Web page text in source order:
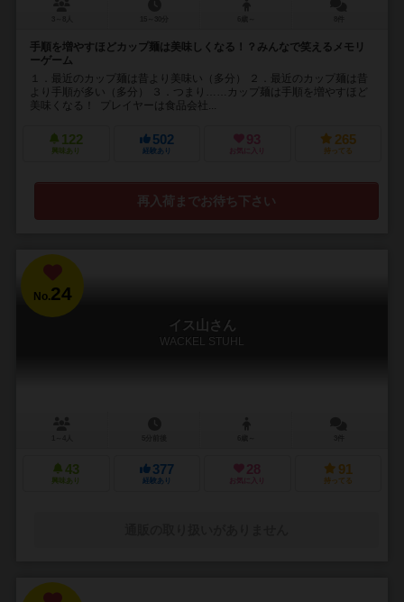
手順を増やすほどカップ麺は美味しくなる！？みんなで笑えるメモリ
ーゲーム
１．最近のカップ麺は昔より美味い（多分） ２．最近のカップ麺は昔
より手順が多い（多分） ３．つまり……カップ麺は手順を増やすほど
美味くなる！ プレイヤーは食品会社...
122
興味あり
502
経験あり
93
お気に入り
265
持ってる
再入荷までお待ち下さい
No.24
イス山さん
WACKEL STUHL
43
興味あり
377
経験あり
28
お気に入り
91
持ってる